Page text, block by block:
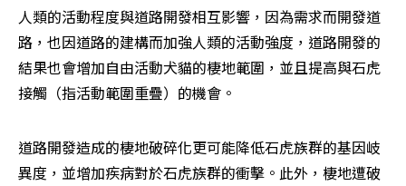
人類的活動程度與道路開發相互影響，因為需求而開發道
路，也因道路的建構而加強人類的活動強度，道路開發的
結果也會增加自由活動犬貓的棲地範圍，並且提高與石虎
接觸（指活動範圍重疊）的機會。
道路開發造成的棲地破碎化更可能降低石虎族群的基因岐
異度，並增加疾病對於石虎族群的衝擊。此外，棲地遭破